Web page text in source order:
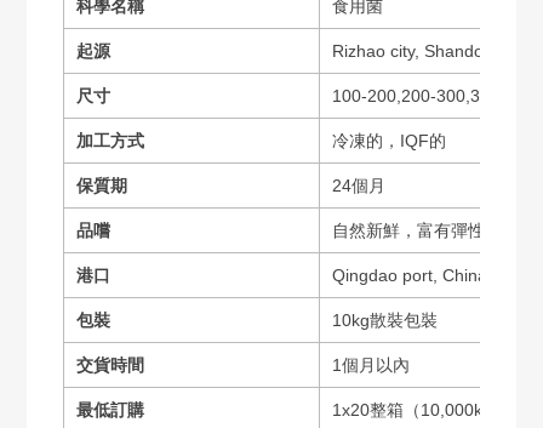
科學名稱 食用菌
起源 Rizhao city, Shandong
尺寸 100-200,200-300,300-500
加工方式 冷凍的，IQF的
保質期 24個月
品嚐 自然新鮮，富有彈性
港口 Qingdao port, China
包裝 10kg散裝包裝
交貨時間 1個月以內
最低訂購 1x20整箱（10,000kgs）